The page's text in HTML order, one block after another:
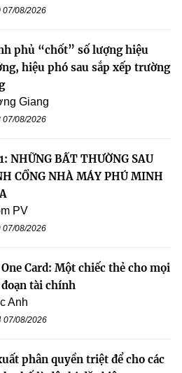
07/08/2026
phủ “chốt” số lượng hiệu
hiệu phó sau sắp xếp trường
Giang
07/08/2026
NHỮNG BẤT THƯỜNG SAU
CỔNG NHÀ MÁY PHÚ MINH
PV
07/08/2026
Card: Một chiếc thẻ cho mọi
tài chính
Anh
07/08/2026
phân quyền triệt để cho các